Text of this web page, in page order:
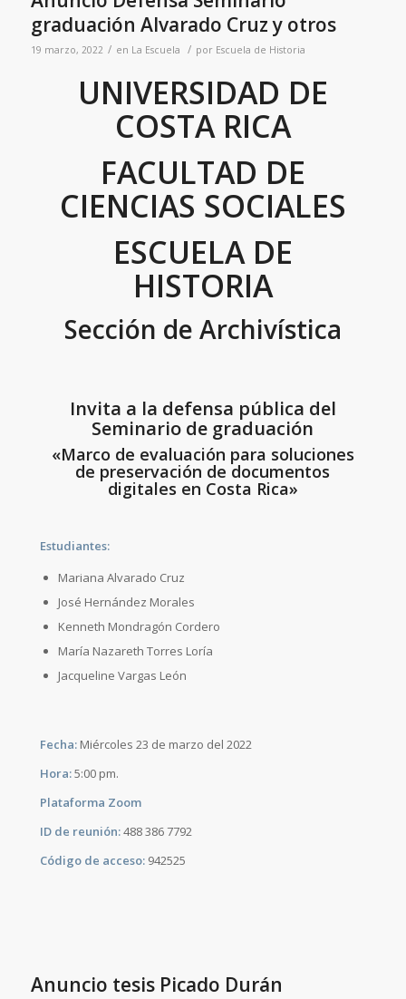
graduación Alvarado Cruz y otros
19 marzo, 2022 / en La Escuela / por Escuela de Historia
UNIVERSIDAD DE
COSTA RICA
FACULTAD DE
CIENCIAS SOCIALES
ESCUELA DE
HISTORIA
Sección de Archivística
Invita a la defensa pública del
Seminario de graduación
«Marco de evaluación para soluciones
de preservación de documentos
digitales en Costa Rica»
Estudiantes:
Mariana Alvarado Cruz
José Hernández Morales
Kenneth Mondragón Cordero
María Nazareth Torres Loría
Jacqueline Vargas León
Fecha:Miércoles 23 de marzo del 2022
Hora:5:00 pm.
Plataforma Zoom
ID de reunión:488 386 7792
Código de acceso:942525
Anuncio tesis Picado Durán